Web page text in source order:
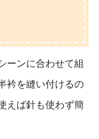
ーンに合わせて組
衿を縫い付けるの
えば針も使わず簡